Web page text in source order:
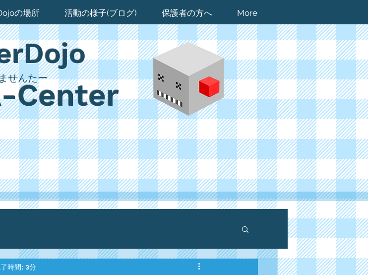
の場所 活動の様子(ブログ) 保護者の方へ More
せんたー
Center
時間: 3分